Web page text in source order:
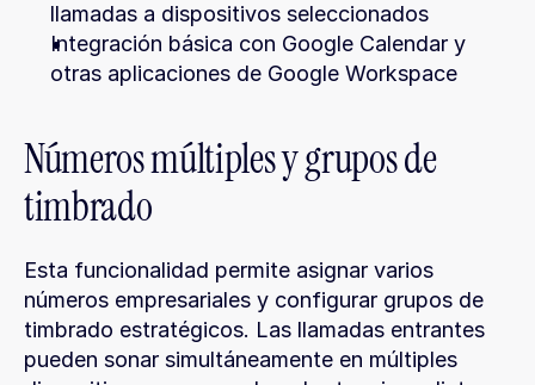
llamadas a dispositivos seleccionados
Integración básica con Google Calendar y
otras aplicaciones de Google Workspace
Números múltiples y grupos de
timbrado
Esta funcionalidad permite asignar varios
números empresariales y configurar grupos de
timbrado estratégicos. Las llamadas entrantes
pueden sonar simultáneamente en múltiples